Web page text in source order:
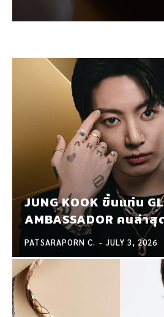
JUNG KOOK ขึ้นแท่น
AMBASSADOR คนล่าสุ
PATSARAPORN C. - JULY 3, 2026